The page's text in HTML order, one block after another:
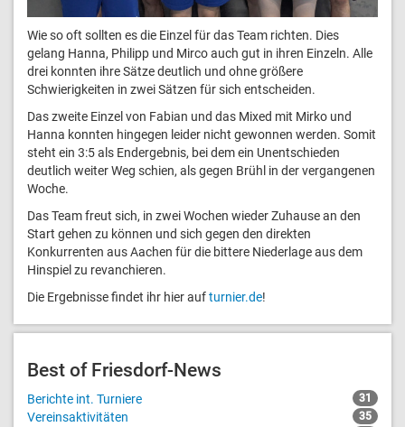
Wie so oft sollten es die Einzel für das Team richten. Dies
gelang Hanna, Philipp und Mirco auch gut in ihren Einzeln. Alle
drei konnten ihre Sätze deutlich und ohne größere
Schwierigkeiten in zwei Sätzen für sich entscheiden.
Das zweite Einzel von Fabian und das Mixed mit Mirko und
Hanna konnten hingegen leider nicht gewonnen werden. Somit
steht ein 3:5 als Endergebnis, bei dem ein Unentschieden
deutlich weiter Weg schien, als gegen Brühl in der vergangenen
Woche.
Das Team freut sich, in zwei Wochen wieder Zuhause an den
Start gehen zu können und sich gegen den direkten
Konkurrenten aus Aachen für die bittere Niederlage aus dem
Hinspiel zu revanchieren.
Die Ergebnisse findet ihr hier aufturnier.de!
Best of Friesdorf-News
Berichte int. Turniere 31
Vereinsaktivitäten 35